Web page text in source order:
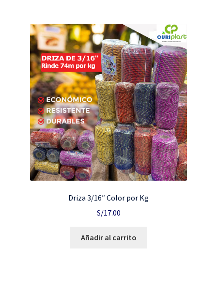
Driza 3/16″ Color por Kg
S/17.00
Añadir al carrito